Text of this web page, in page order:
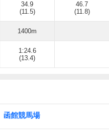
34.9
(11.5)
46.7
(11.8)
1400m
1:24.6
(13.4)
函館競馬場